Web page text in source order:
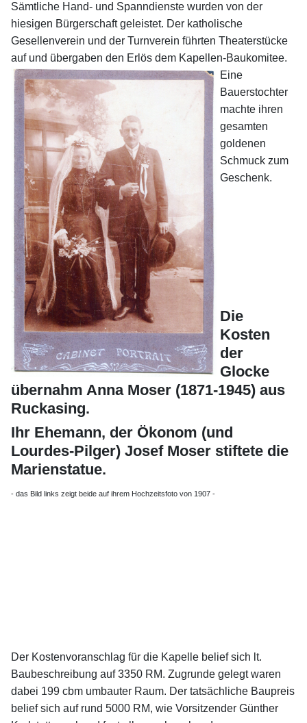
Sämtliche Hand- und Spanndienste wurden von der
hiesigen Bürgerschaft geleistet. Der katholische
Gesellenverein und der Turnverein führten Theaterstücke
auf und übergaben den Erlös dem Kapellen-Baukomitee.
Eine
Bauerstochter
machte ihren
gesamten
goldenen
Schmuck zum
Geschenk.
Die
Kosten
der
Glocke
übernahm Anna Moser (1871-1945) aus
Ruckasing.
Ihr Ehemann, der Ökonom (und
Lourdes-Pilger) Josef Moser stiftete die
Marienstatue.
- das Bild links zeigt beide auf ihrem Hochzeitsfoto von 1907 -
Der Kostenvoranschlag für die Kapelle belief sich lt.
Baubeschreibung auf 3350 RM. Zugrunde gelegt waren
dabei 199 cbm umbauter Raum. Der tatsächliche Baupreis
belief sich auf rund 5000 RM, wie Vorsitzender Günther